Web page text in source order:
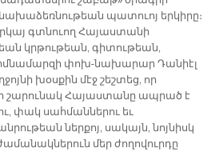
նախաձեռնութեան պատուոյ երկիրը։
գտնուող Հայաստանի
կրթութեան, գիտութեան,
փոխ-նախարար Դանիէլ
խօսքին մէջ շեշտեց, որ
շարունակ Հայաստանը ապրած է
փակ սահմաններու եւ
ներքոյ, սակայն, նոյնիսկ
մեր ժողովուրդը